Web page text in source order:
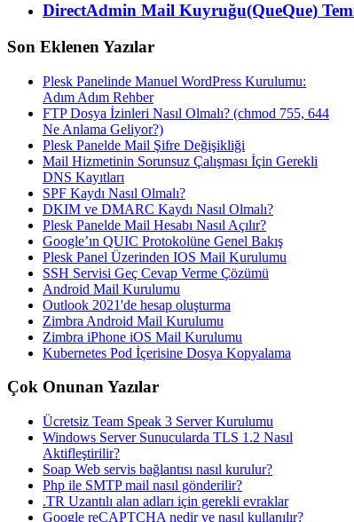
DirectAdmin Mail Kuyruğu(QueQue)
Son Eklenen Yazılar
Plesk Panelinde Manuel WordPress Kurulumu:
Adım Adım Rehber
FTP Dosya İzinleri Nasıl Olmalı? (chmod 755, 644
Ne Anlama Geliyor?)
Plesk Panelde Mail Şifre Değişikliği
Mail Hizmetinin Sorunsuz Çalışması İçin Gerekli
DNS Kayıtları
SPF Kaydı Nasıl Olmalı?
DKIM ve DMARC Kaydı Nasıl Olmalı?
Plesk Panelde Mail Hesabı Nasıl Açılır?
Google’ın QUIC Protokolüne Genel Bakış
Plesk Panel Üzerinden IOS Mail Kurulumu
SSH Servisi Geç Cevap Verme Çözümü
Android Mail Kurulumu
Outlook 2021'de hesap oluşturma
Zimbra Android Mail Kurulumu
Zimbra iPhone iOS Mail Kurulumu
Kubernetes Pod İçerisine Dosya Kopyalama
Çok Onunan Yazılar
Ücretsiz Team Speak 3 Server Kurulumu
Windows Server Sunucularda TLS 1.2 Nasıl
Aktifleştirilir?
Soap Web servis bağlantısı nasıl kurulur?
Php ile SMTP mail nasıl gönderilir?
.TR Uzantılı alan adları için gerekli evraklar
Google reCAPTCHA nedir ve nasıl kullanılır?